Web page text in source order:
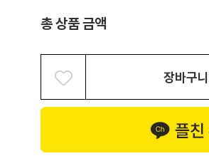
총 상품 금액
장바구니